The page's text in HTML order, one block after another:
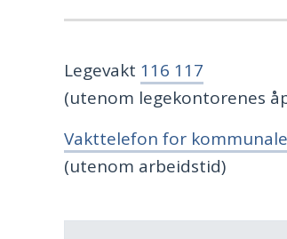
Legevakt 116 117
(utenom legekontorenes
Vakttelefon for
(utenom arbeidstid)